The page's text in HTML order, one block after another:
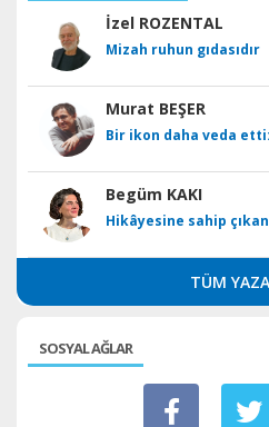
İzel ROZENTAL
Mizah ruhun gıdasıdır
Murat BEŞER
Bir ikon daha veda
Begüm KAKI
Hikâyesine sahip
TÜM
SOSYAL AĞLAR